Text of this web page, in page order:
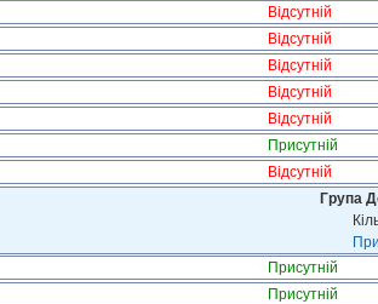
Відсутній
Відсутній
Відсутній
Відсутній
Відсутній
Присутній
Відсутній
Група
Присутній
Присутній